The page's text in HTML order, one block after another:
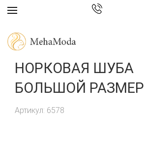
НОРКОВАЯ ШУБА
БОЛЬШОЙ РАЗМЕР
Артикул: 6578